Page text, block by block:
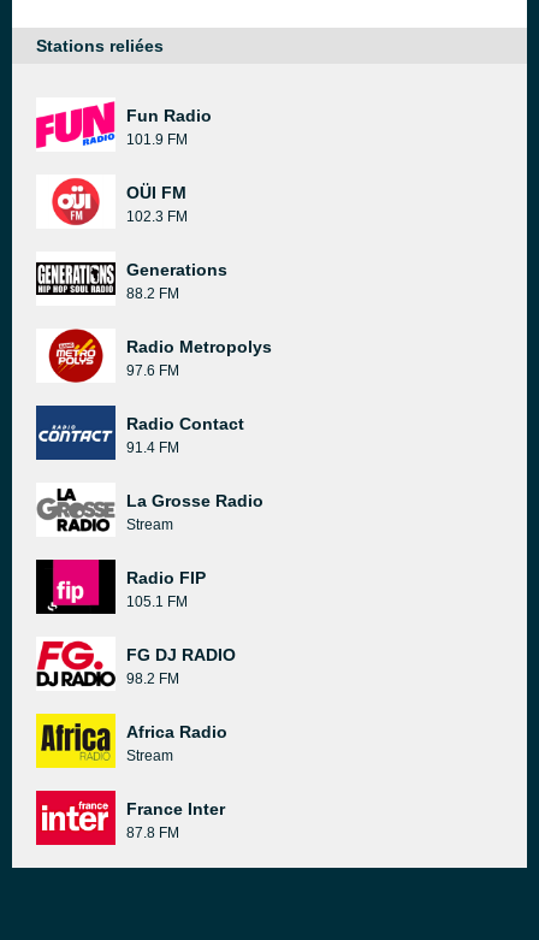
Stations reliées
Fun Radio
101.9 FM
OÜI FM
102.3 FM
Generations
88.2 FM
Radio Metropolys
97.6 FM
Radio Contact
91.4 FM
La Grosse Radio
Stream
Radio FIP
105.1 FM
FG DJ RADIO
98.2 FM
Africa Radio
Stream
France Inter
87.8 FM